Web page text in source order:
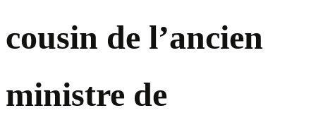
cousin de l’ancien
ministre de